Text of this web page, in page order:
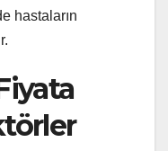
hastaların